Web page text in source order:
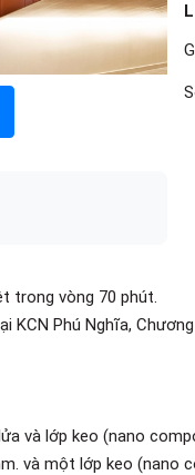
trong vòng 70 phút.
Phú Nghĩa, Chương
và lớp keo (nano
và một lớp keo (nano